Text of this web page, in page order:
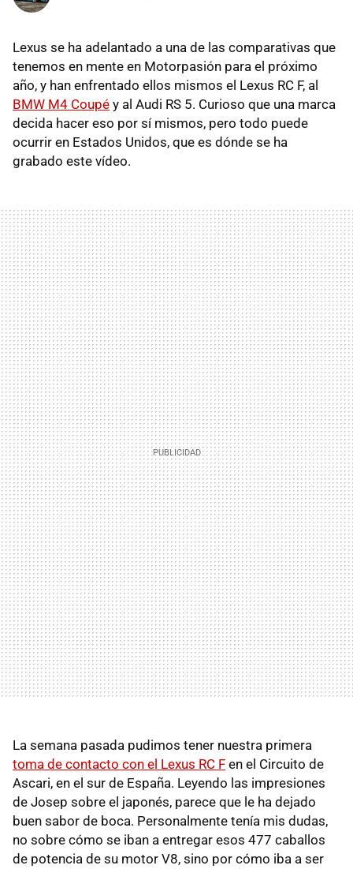
Lexus se ha adelantado a una de las comparativas que
tenemos en mente en Motorpasión para el próximo
año, y han enfrentado ellos mismos el Lexus RC F, al
BMW M4 Coupé y al Audi RS 5. Curioso que una marca
decida hacer eso por sí mismos, pero todo puede
ocurrir en Estados Unidos, que es dónde se ha
grabado este vídeo.
La semana pasada pudimos tener nuestra primera
toma de contacto con el Lexus RC F en el Circuito de
Ascari, en el sur de España. Leyendo las impresiones
de Josep sobre el japonés, parece que le ha dejado
buen sabor de boca. Personalmente tenía mis dudas,
no sobre cómo se iban a entregar esos 477 caballos
de potencia de su motor V8, sino por cómo iba a ser